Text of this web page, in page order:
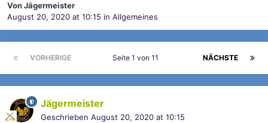
VonJägermeister
August 20, 2020 at 10:15 in Allgemeines
VORHERIGE NÄCHSTE
Seite 1 von 11
Jägermeister
Geschrieben August 20, 2020 at 10:15